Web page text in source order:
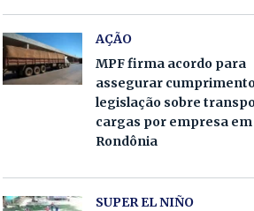
AÇÃO
MPF firma acordo para
assegurar
legislação sobre
cargas por empresa em
Rondônia
SUPER EL NIÑO